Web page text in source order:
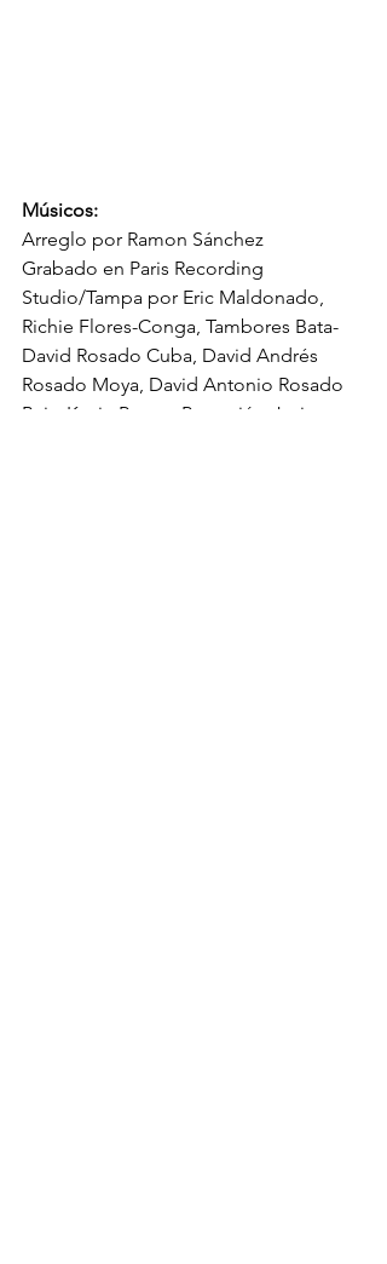
Músicos:
Arreglo por Ramon Sánchez
Grabado en Paris Recording
Studio/Tampa por Eric Maldonado,
Richie Flores-Conga, Tambores Bata-
David Rosado Cuba, David Andrés
Rosado Moya, David Antonio Rosado
Bajo-Kevin Pagan, Percusión-Javier